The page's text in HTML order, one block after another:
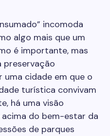
incomoda
algo mais que um
é importante, mas
preservação
uma cidade em que o
turística convivam
há uma visão
do bem-estar da
de parques